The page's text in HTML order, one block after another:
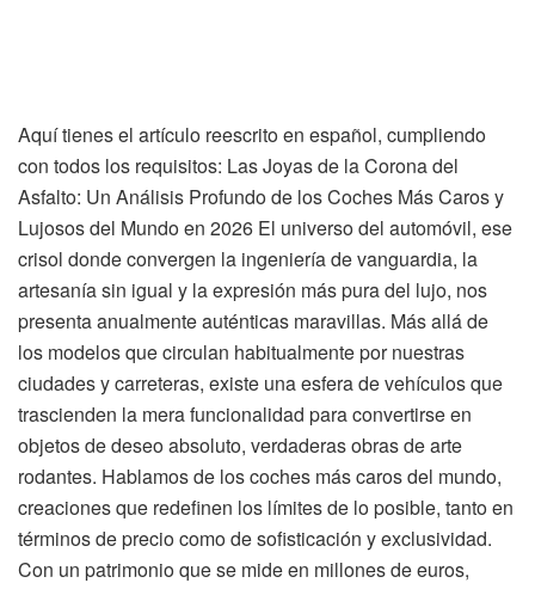
Aquí tienes el artículo reescrito en español, cumpliendo
con todos los requisitos: Las Joyas de la Corona del
Asfalto: Un Análisis Profundo de los Coches Más Caros y
Lujosos del Mundo en 2026 El universo del automóvil, ese
crisol donde convergen la ingeniería de vanguardia, la
artesanía sin igual y la expresión más pura del lujo, nos
presenta anualmente auténticas maravillas. Más allá de
los modelos que circulan habitualmente por nuestras
ciudades y carreteras, existe una esfera de vehículos que
trascienden la mera funcionalidad para convertirse en
objetos de deseo absoluto, verdaderas obras de arte
rodantes. Hablamos de los coches más caros del mundo,
creaciones que redefinen los límites de lo posible, tanto en
términos de precio como de sofisticación y exclusividad.
Con un patrimonio que se mide en millones de euros,